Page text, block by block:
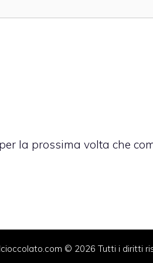
la prossima volta che
© 2026 Tutti i diritti